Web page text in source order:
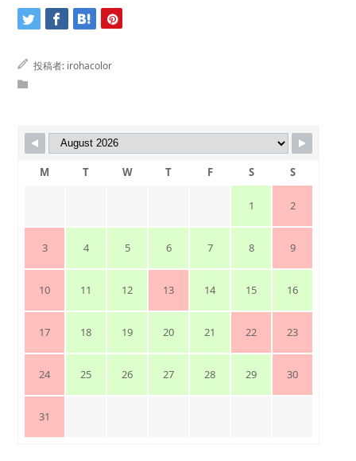
投稿者: irohacolor
M T W T F S S
1 2
3 4 5 6 7 8 9
10 11 12 13 14 15 16
17 18 19 20 21 22 23
24 25 26 27 28 29 30
31